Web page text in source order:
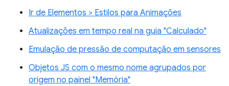
Ir de Elementos > Estilos para Animações
Atualizações em tempo real na guia "Calculado"
Emulação de pressão de computação em sensores
Objetos JS com o mesmo nome agrupados por
origem no painel "Memória"